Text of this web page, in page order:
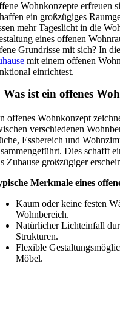
Wohnkonzepte erfreuen
ein großzügiges
mehr Tageslicht in die
eines offenen
Grundrisse mit sich? In
mit einem offenen
einrichtest.
Was ist ein offenes
offenes Wohnkonzept
verschiedenen
Essbereich und
Dies schafft
Zuhause großzügiger
Merkmale eines
Kaum oder keine festen
Wohnbereich.
Natürlicher Lichteinfall
Strukturen.
Flexible
Möbel.